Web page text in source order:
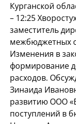
Курганской
– 12:25
заместитель
межбюджетных
Изменения в
формирование
расходов.
Зинаида
развитию ООО
поступлений в